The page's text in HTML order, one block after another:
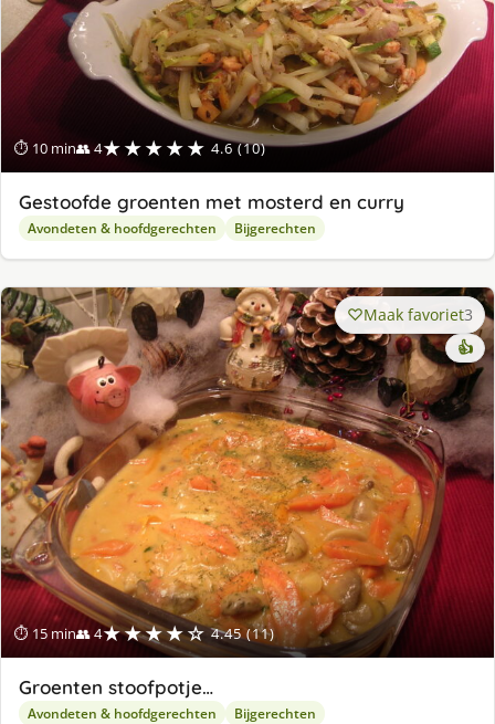
⏱ 10 min👥 4★★★★★ 4.6 (10)
Gestoofde groenten met mosterd en curry
Avondeten & hoofdgerechten Bijgerechten
⏱ 15 min👥 4★★★★☆ 4.45 (11)
Maak favoriet3
👍
Groenten stoofpotje…
Avondeten & hoofdgerechten Bijgerechten